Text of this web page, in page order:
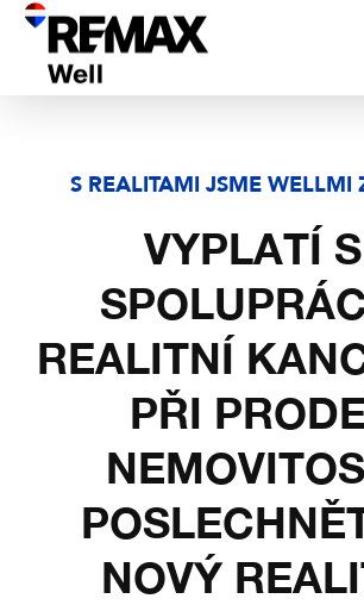
S REALITAMI JSME WELLMI
VYPLATÍ
REALITNÍ
PŘI
NOVÝ